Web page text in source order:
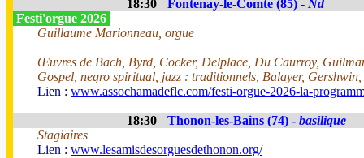
18:30
Fontenay-le-Comte (85) - Nd
Festi'orgue 2026
Guillaume Marionneau, orgue
Œuvres de Bach, Byrd, Cocker, Delplace, Du Caurroy,
Gospel, negro spiritual, jazz : traditionnels, Balayer, Gershwin,
Lien : www.assochamadeflc.com/festi-orgue-2026-la-
18:30 Thonon-les-Bains (74) - basilique
Stagiaires
Lien : www.lesamisdesorguesdethonon.org/